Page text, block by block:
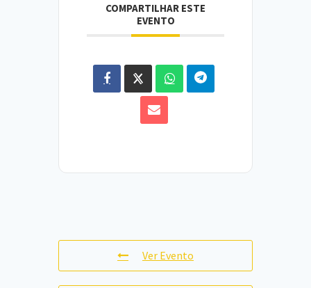
COMPARTILHAR ESTE
EVENTO
Ver Evento